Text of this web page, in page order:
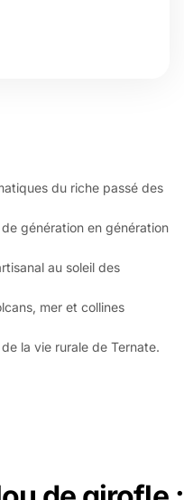
du riche passé des
génération en génération
au soleil des
mer et collines
la vie rurale de Ternate.